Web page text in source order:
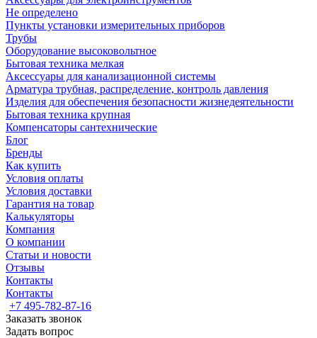
Не определено
Пункты установки измерительных приборов
Трубы
Оборудование высоковольтное
Бытовая техника мелкая
Аксессуары для канализационной системы
Арматура трубная, распределение, контроль давления
Изделия для обеспечения безопасности жизнедеятельности
Бытовая техника крупная
Компенсаторы сантехнические
Блог
Бренды
Как купить
Условия оплаты
Условия доставки
Гарантия на товар
Калькуляторы
Компания
О компании
Статьи и новости
Отзывы
Контакты
Контакты
+7 495-782-87-16
Заказать звонок
Задать вопрос